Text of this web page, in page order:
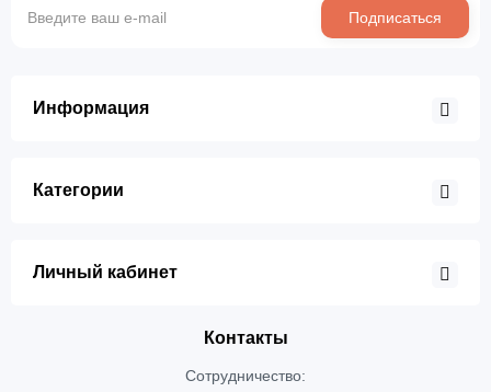
Подписаться
Информация
Категории
Личный кабинет
Контакты
Сотрудничество: